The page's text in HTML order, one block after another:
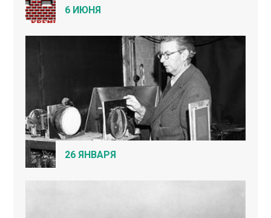
6 ИЮНЯ
26 ЯНВАРЯ